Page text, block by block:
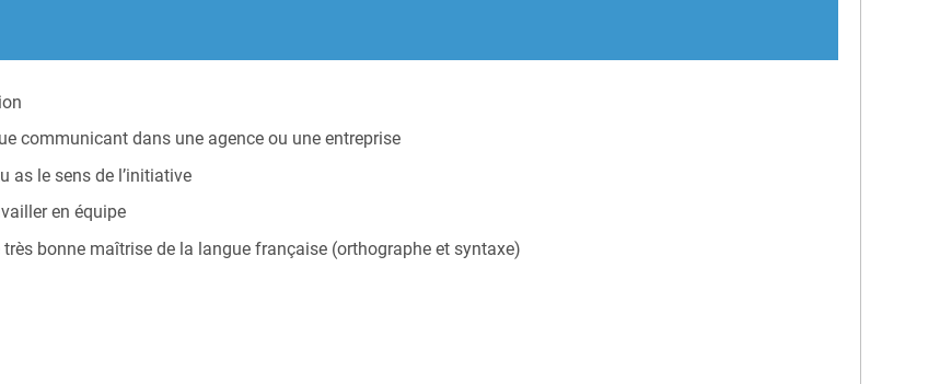
communicant dans une agence ou une entreprise
as le sens de l’initiative
en équipe
bonne maîtrise de la langue française (orthographe et syntaxe)